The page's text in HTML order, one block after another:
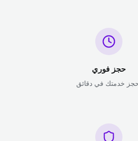
حجز فوري
خدمتك في دقائق